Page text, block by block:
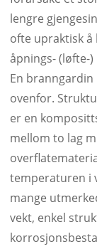
lengre
ofte upraktisk
åpnings- (løfte-
En
ovenfor.
er en
mellom to lag
temperaturen i
mange
vekt, enkel